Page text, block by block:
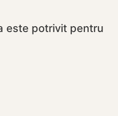
este potrivit pentru